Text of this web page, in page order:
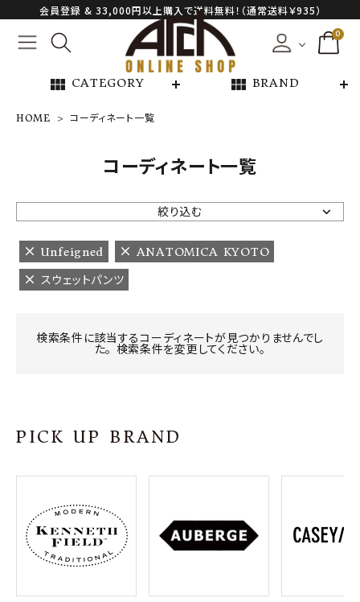
会員登録 & 33,000円以上購入で送料無料！（通常送料￥935）
0
view_module CATEGORY view_module BRAND
NEW ARRIVAL
ARCH EXCLUSIVE
BRAND
CATEGORY
プライバシーポリシー
特定商取引法について
お問い合わせ
OFFICIAL WEB SITE
HOME コーディネート一覧
コーディネート一覧
絞り込む
Unfeigned
ANATOMICA KYOTO
スウェットパンツ
検索条件に該当するコーディネートが見つかりませんでし
た。 検索条件を変更してください。
PICK UP BRAND